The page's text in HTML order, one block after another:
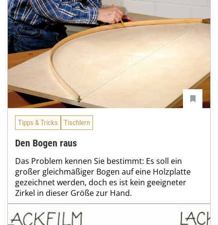
Tipps & Tricks Tischlern
Den Bogen raus
Das Problem kennen Sie bestimmt: Es soll ein
großer gleichmäßiger Bogen auf eine Holzplatte
gezeichnet werden, doch es ist kein geeigneter
Zirkel in dieser Größe zur Hand.